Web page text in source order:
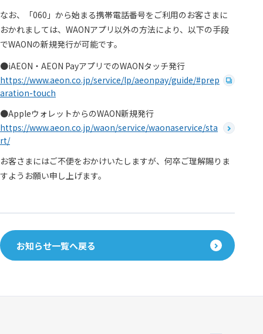
なお、「060」から始まる携帯電話番号をご利用のお客さまに
おかれましては、WAONアプリ以外の方法により、以下の手段
でWAONの新規発行が可能です。
●iAEON・AEON PayアプリでのWAONタッチ発行
https://www.aeon.co.jp/service/lp/aeonpay/guide/#prep
aration-touch
●AppleウォレットからのWAON新規発行
https://www.aeon.co.jp/waon/service/waonaservice/sta
rt/
お客さまにはご不便をおかけいたしますが、何卒ご理解賜りま
すようお願い申し上げます。
お知らせ一覧へ戻る